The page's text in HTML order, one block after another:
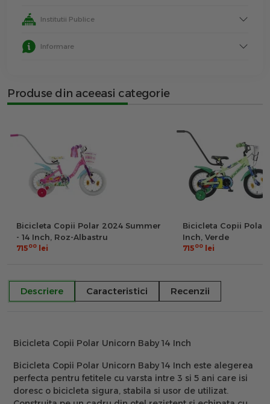
Institutii Publice
Informare
Produse din aceeasi categorie
Bicicleta Copii Polar 2024 Summer
- 14 Inch, Roz-Albastru
71500 lei
Bicicleta Copii Polar
Inch, Verde
71500 lei
Descriere Caracteristici Recenzii
Bicicleta Copii Polar Unicorn Baby 14 Inch
Bicicleta Copii Polar Unicorn Baby 14 Inch este alegerea
perfecta pentru fetitele cu varsta intre 3 si 5 ani care isi
doresc o bicicleta sigura, stabila si usor de utilizat.